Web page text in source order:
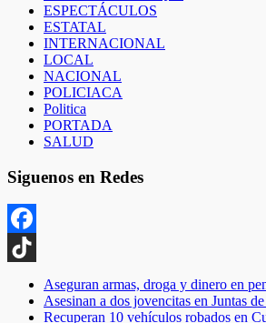
ESPECTÁCULOS
ESTATAL
INTERNACIONAL
LOCAL
NACIONAL
POLICIACA
Politica
PORTADA
SALUD
Siguenos en Redes
Facebook
TikTok
Aseguran armas, droga y dinero en
Asesinan a dos jovencitas en Juntas
Recuperan 10 vehículos robados en